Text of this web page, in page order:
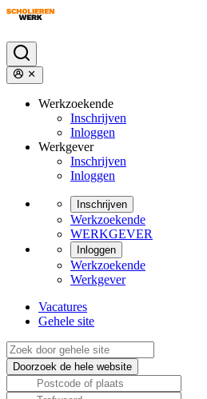
Werkzoekende
Inschrijven
Inloggen
Werkgever
Inschrijven
Inloggen
Inschrijven
Werkzoekende
WERKGEVER
Inloggen
Werkzoekende
Werkgever
Vacatures
Gehele site